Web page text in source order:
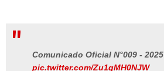
Comunicado Oficial N°009 - 2025
pic.twitter.com/Zu1gMH0NJW